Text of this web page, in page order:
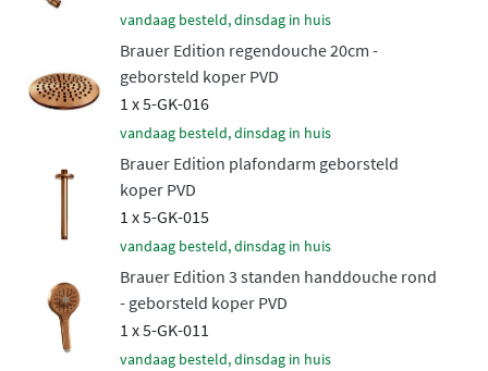
met een flexibele doucheslang van 150 cm.
Ruime keuze in kleuren en
afwerkingen
De Edition collectie onderscheidt zich door een breed
scala aan afwerkingen. Naast het tijdlozeglanzende
zijn er moderne matte PVD-afwerkingen
beschikbaar: geborsteld goud, geborsteld koper,
geborsteld gunmetal, geborsteld RVS en mat zwart. Deze
hoogwaardige PVD-coating is bijzonder slijtvast,
krasbestendig en behoudt jarenlang zijn prachtige
uitstraling.
vandaag besteld, dinsdag in huis
Brauer Edition regendouche 20cm -
geborsteld koper PVD
1 x 5-GK-016
vandaag besteld, dinsdag in huis
Brauer Edition plafondarm geborsteld
koper PVD
1 x 5-GK-015
vandaag besteld, dinsdag in huis
Brauer Edition 3 standen handdouche rond
- geborsteld koper PVD
1 x 5-GK-011
vandaag besteld, dinsdag in huis